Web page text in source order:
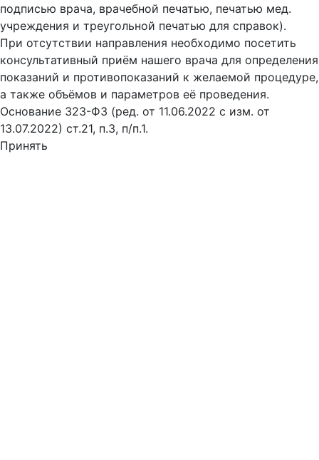
подписью врача, врачебной печатью, печатью мед.
учреждения и треугольной печатью для справок).
При отсутствии направления необходимо посетить
консультативный приём нашего врача для определения
показаний и противопоказаний к желаемой процедуре,
а также объёмов и параметров её проведения.
Основание 323-ФЗ (ред. от 11.06.2022 с изм. от
13.07.2022) ст.21, п.3, п/п.1.
Принять